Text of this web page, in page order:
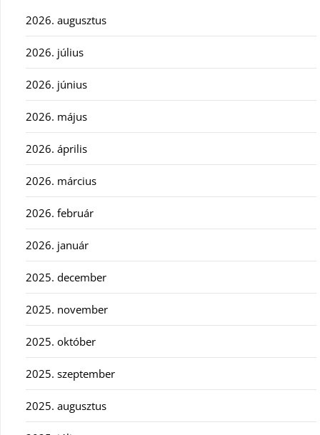
2026. augusztus
2026. július
2026. június
2026. május
2026. április
2026. március
2026. február
2026. január
2025. december
2025. november
2025. október
2025. szeptember
2025. augusztus